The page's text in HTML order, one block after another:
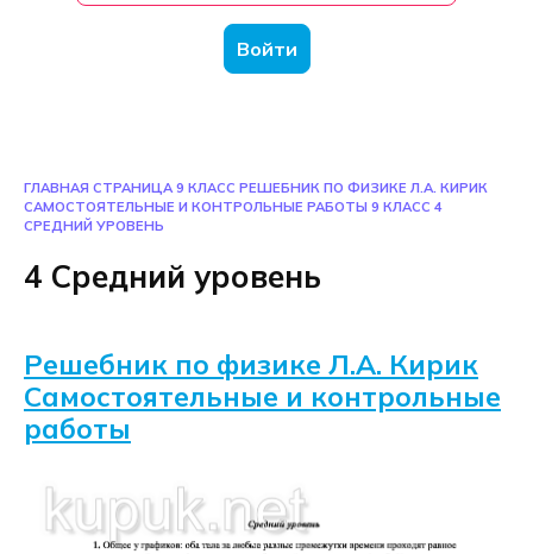
Войти
ГЛАВНАЯ СТРАНИЦА 9 КЛАСС РЕШЕБНИК ПО ФИЗИКЕ Л.А. КИРИК
САМОСТОЯТЕЛЬНЫЕ И КОНТРОЛЬНЫЕ РАБОТЫ 9 КЛАСС 4
СРЕДНИЙ УРОВЕНЬ
4 Средний уровень
Решебник по физике Л.А. Кирик
Самостоятельные и контрольные
работы